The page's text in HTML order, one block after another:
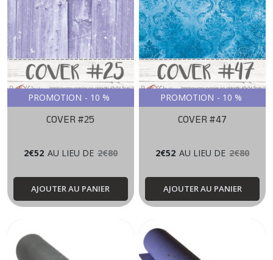
PROMOTION - 10 %
COVER #25
2€52 AU LIEU DE 2€80
AJOUTER AU PANIER
PROMOTION - 10 %
COVER #47
2€52 AU LIEU DE 2€80
AJOUTER AU PANIER